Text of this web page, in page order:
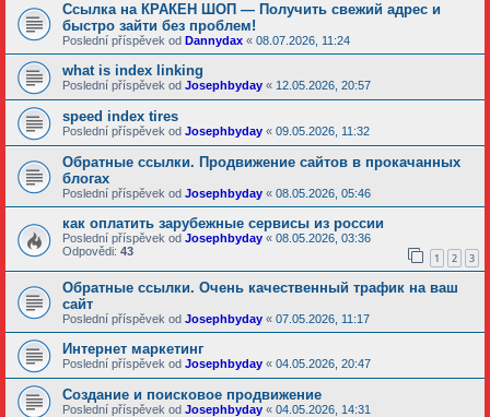
Ссылка на КРАКЕН ШОП — Получить свежий адрес и
быстро зайти без проблем!
Poslední příspěvek od Dannydax « 08.07.2026, 11:24
what is index linking
Poslední příspěvek od Josephbyday « 12.05.2026, 20:57
speed index tires
Poslední příspěvek od Josephbyday « 09.05.2026, 11:32
Обратные ссылки. Продвижение сайтов в прокачанных
блогах
Poslední příspěvek od Josephbyday « 08.05.2026, 05:46
как оплатить зарубежные сервисы из россии
Poslední příspěvek od Josephbyday « 08.05.2026, 03:36
Odpovědi: 43 1 2 3
Обратные ссылки. Очень качественный трафик на ваш
сайт
Poslední příspěvek od Josephbyday « 07.05.2026, 11:17
Интернет маркетинг
Poslední příspěvek od Josephbyday « 04.05.2026, 20:47
Создание и поисковое продвижение
Poslední příspěvek od Josephbyday « 04.05.2026, 14:31